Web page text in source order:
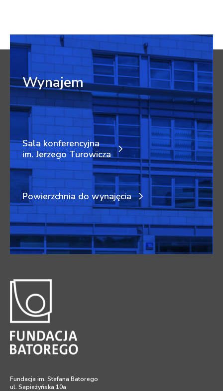
Fundacja im. Stefana Batorego
ul. Sapieżyńska 10a
Wynajem
Sala konferencyjna
im. Jerzego Turowicza
Powierzchnia do wynajęcia